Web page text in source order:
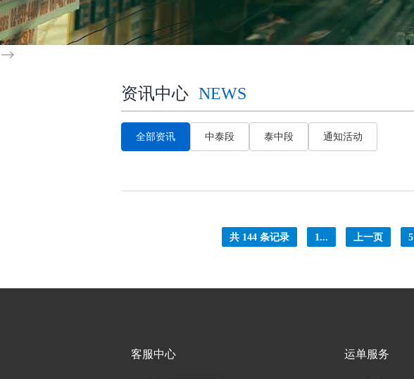
-->
资讯中心 NEWS
全部资讯 中泰段 泰中段 通知活动
共 144 条记录 1... 上一页 5
客服中心 运单服务